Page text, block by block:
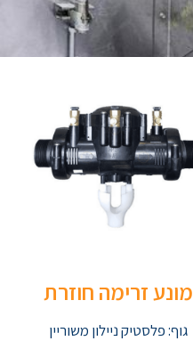
מונע זרימה חוזרת
גוף: פלסטיק ניילון משוריין